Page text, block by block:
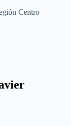
Centro